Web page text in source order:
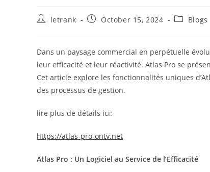
Postletrank
PostOctober 15, 2024
PostBlogs
Dans un paysage commercial en perpétuelle
leur efficacité et leur réactivité. Atlas Pro se
Cet article explore les fonctionnalités uniques
des processus de gestion.
lire plus de détails ici:
https://atlas-pro-ontv.net
Atlas Pro : Un Logiciel au Service de l’Efficacité